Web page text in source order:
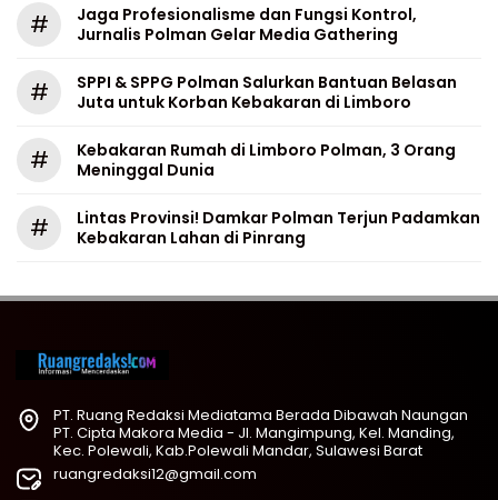
#
Jaga Profesionalisme dan Fungsi Kontrol,
Jurnalis Polman Gelar Media Gathering
#
SPPI & SPPG Polman Salurkan Bantuan Belasan
Juta untuk Korban Kebakaran di Limboro
#
Kebakaran Rumah di Limboro Polman, 3 Orang
Meninggal Dunia
#
Lintas Provinsi! Damkar Polman Terjun Padamkan
Kebakaran Lahan di Pinrang
PT. Ruang Redaksi Mediatama Berada Dibawah Naungan
PT. Cipta Makora Media - Jl. Mangimpung, Kel. Manding,
Kec. Polewali, Kab.Polewali Mandar, Sulawesi Barat
ruangredaksi12@gmail.com